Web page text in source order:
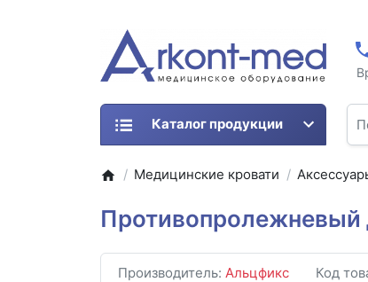
Каталог продукции
Медицинские кровати
Противопролежневый
Производитель: Альцфикс Код